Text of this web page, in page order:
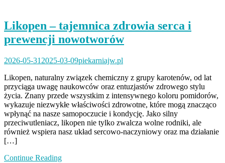
Likopen – tajemnica zdrowia serca i
prewencji nowotworów
2026-05-31 2025-03-09piekarniajw.pl
Likopen, naturalny związek chemiczny z grupy karotenów, od lat
przyciąga uwagę naukowców oraz entuzjastów zdrowego stylu
życia. Znany przede wszystkim z intensywnego koloru pomidorów,
wykazuje niezwykłe właściwości zdrowotne, które mogą znacząco
wpłynąć na nasze samopoczucie i kondycję. Jako silny
przeciwutleniacz, likopen nie tylko zwalcza wolne rodniki, ale
również wspiera nasz układ sercowo-naczyniowy oraz ma działanie
[…]
Continue Reading